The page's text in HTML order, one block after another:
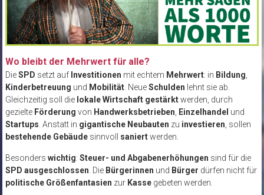
Wo bleibt der Mehrwert für alle?
DieSPD setzt auf Investitionen mit echtem Mehrwert: in Bildung
Kinderbetreuung und Mobilität. NeueSchulden lehnt sie ab.
Gleichzeitig soll die lokale Wirtschaft gestärktwerden, durch
gezielte Förderung von Handwerksbetrieben Einzelhandel und
Startups . Anstatt in gigantische Neubauten zu investieren , sollen
bestehende Gebäudesinnvoll saniertwerden.
Besonders wichtig: Steuer- und Abgabenerhöhungen sind für die
SPD ausgeschlossen . Die Bürgerinnen und Bürger dürfen nicht für
politische Größenfantasien zur Kassegebeten werden.